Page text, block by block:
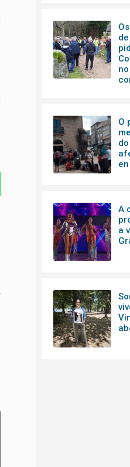
O
A
a